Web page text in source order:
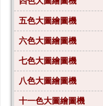
五色大圖繪圖機
六色大圖繪圖機
七色大圖繪圖機
八色大圖繪圖機
十一色大圖繪圖機